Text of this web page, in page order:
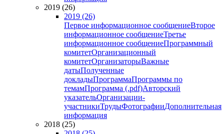
2019 (26)
2019 (26)
Первое информационное сообщениеВторое
информационное сообщениеТретье
информационное сообщениеПрограммный
комитетОрганизационный
комитетОрганизаторыВажные
датыПолученные
докладыПрограммаПрограммы по
темамПрограмма (.pdf)Авторский
указательОрганизации-
участникиТрудыФотографииДополнительная
информация
2018 (25)